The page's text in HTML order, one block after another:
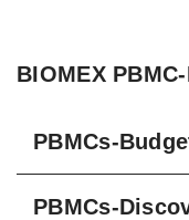
BIOMEX
PBMCs-
PBMCs-